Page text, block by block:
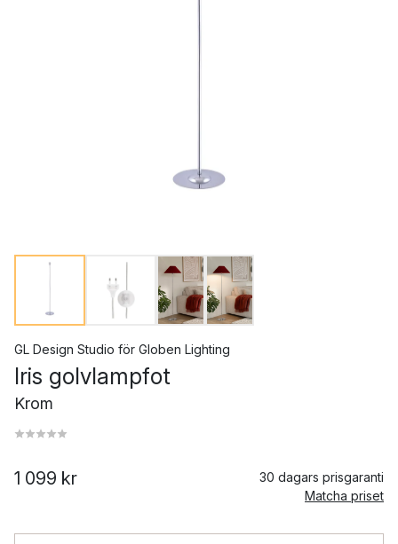
GL Design Studio för Globen Lighting
Iris golvlampfot
Krom
1 099 kr
30 dagars prisgaranti
Matcha priset